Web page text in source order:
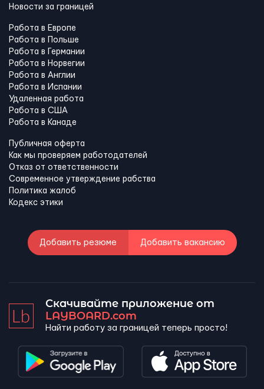
Новости за границей
Работа в Европе
Работа в Польше
Работа в Германии
Работа в Норвегии
Работа в Англии
Работа в Испании
Удаленная работа
Работа в США
Работа в Канадe
Публичная оферта
Как мы проверяем работодателей
Отказ от ответственности
Современное утверждение рабства
Политика жалоб
Кодекс этики
Добавить резюме Добавить вакансию
Скачивайте приложение от
LAYBOARD.com
Найти работу за границей теперь просто!